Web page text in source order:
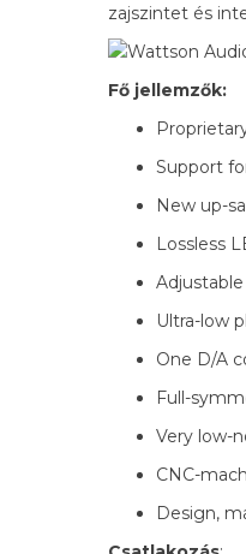
zajszintet és
Fő jellemzők:
Support
New up-
Lossless
Ultra-low
One D/A
Full-
Very low-
CNC-
Design,